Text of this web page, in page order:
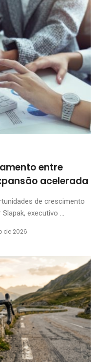
entre
acelerada
de crescimento
executivo ...
de 2026